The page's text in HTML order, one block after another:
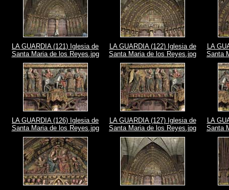
LA GUARDIA (121) Iglesia de
Santa Maria de los Reyes.jpg
LA GUARDIA (122) Iglesia de
Santa Maria de los Reyes.jpg
LA
Santa
LA GUARDIA (126) Iglesia de
Santa Maria de los Reyes.jpg
LA GUARDIA (127) Iglesia de
Santa Maria de los Reyes.jpg
LA
Santa